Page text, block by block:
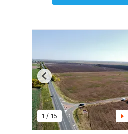
1 / 15
Previous